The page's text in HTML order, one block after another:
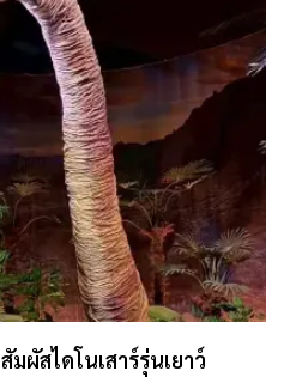
สัมผัสไดโนเสาร์รุ่นเยาว์